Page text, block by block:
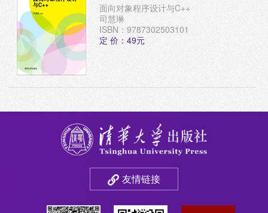
面向对象程序设计与C++
司慧琳
ISBN：9787302503101
定 价：49元
友情链接